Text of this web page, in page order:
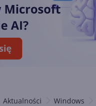
Aktualności Windows